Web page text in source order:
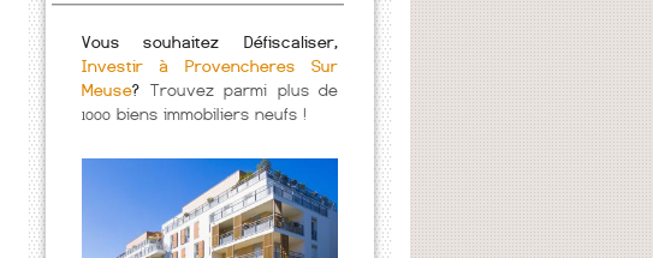
Vous souhaitez Défiscaliser,
Investir à Provencheres Sur
Meuse?Trouvez parmi plus de
1000 biens immobiliers neufs !